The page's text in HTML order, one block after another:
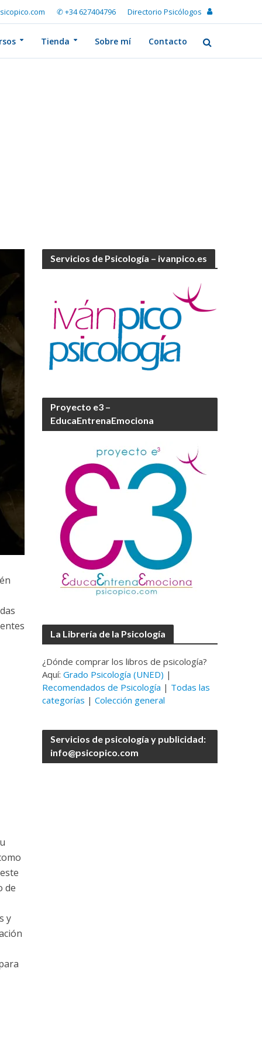
✆ +34 627404796 Directorio Psicólogos
Tienda Sobre mí Contacto
de
y
Servicios de Psicología – ivanpico.es
Proyecto e3 –
EducaEntrenaEmociona
La Librería de la Psicología
¿Dónde comprar los libros de psicología?
Aquí:Grado Psicología (UNED) |
Recomendados de Psicología | Todas las
categorías |Colección general
Servicios de psicología y publicidad:
info@psicopico.com